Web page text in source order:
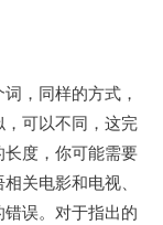
，同样的方式，
可以不同，这完
度，你可能需要
相关电影和电视、
误。对于指出的